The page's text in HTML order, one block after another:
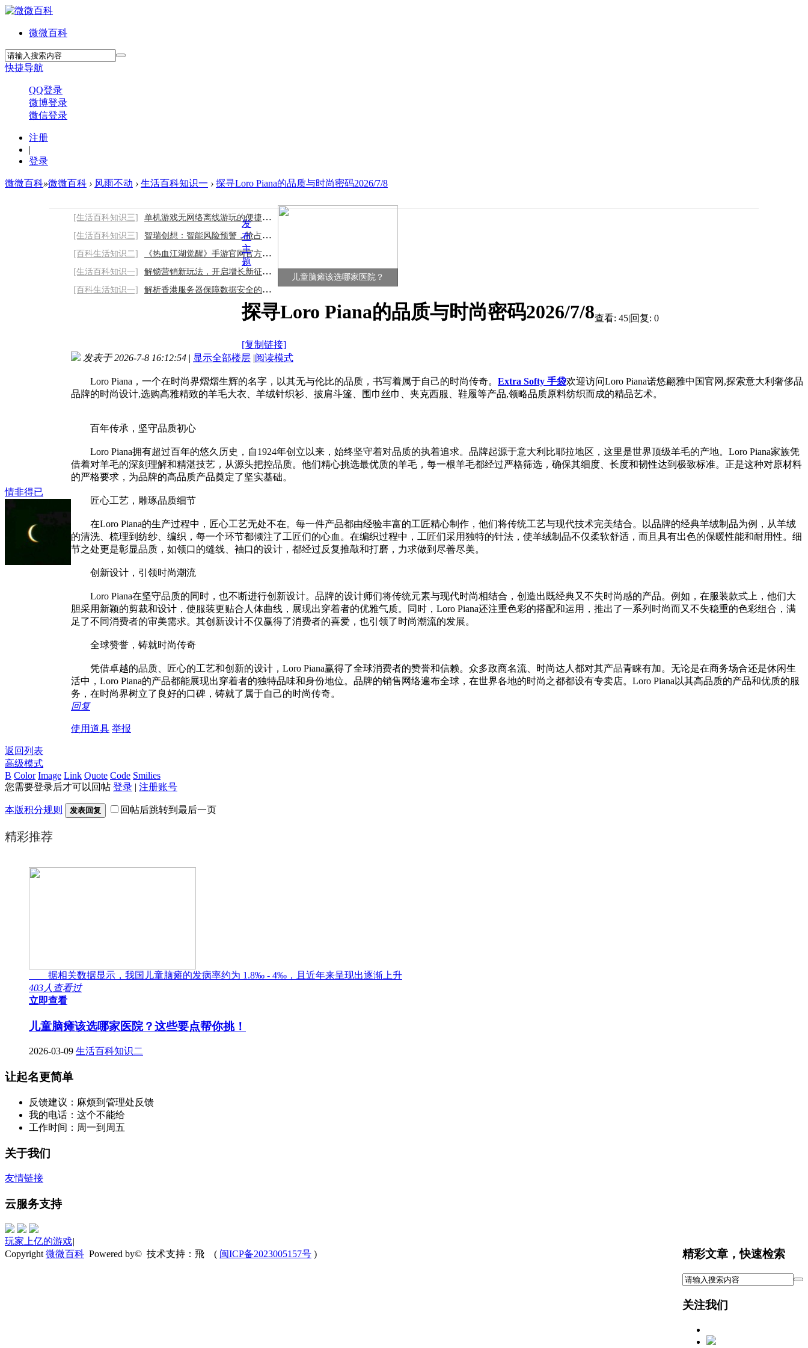
微微百科
快捷导航
QQ登录
微博登录
微信登录
注册
|
登录
微微百科»微微百科 › 风雨不动 › 生活百科知识一 › 探寻Loro Piana的品质与时尚密码2026/7/8
[生活百科知识三]
单机游戏无网络离线游玩的便捷娱乐优势
[生活百科知识三]
智瑞创想：智能风险预警，抢占舆情处置主动
[百科生活知识二]
《热血江湖觉醒》手游官网官方下载链接：轻
[生活百科知识一]
解锁营销新玩法，开启增长新征程2026/8/9
[百科生活知识一]
解析香港服务器保障数据安全的秘诀
儿童脑瘫该选哪家医院？
发
布
主
题
探寻Loro Piana的品质与时尚密码2026/7/8
[复制链接]
查看: 45|回复: 0
情非得已
发表于 2026-7-8 16:12:54 | 显示全部楼层 |阅读模式
Loro Piana，一个在时尚界熠熠生辉的名字，以其无与伦比的品质，书写着属于自己的时尚传奇。 Extra Softy 手袋欢迎访问Loro Piana诺悠翩雅中国官网,探索意大利奢侈品
品牌的时尚设计,选购高雅精致的羊毛大衣、羊绒针织衫、披肩斗篷、围巾丝巾、夹克西服、鞋履等产品,领略品质原料纺织而成的精品艺术。
百年传承，坚守品质初心
Loro Piana拥有超过百年的悠久历史，自1924年创立以来，始终坚守着对品质的执着追求。品牌起源于意大利比耶拉地区，这里是世界顶级羊毛的产地。Loro Piana家族凭
借着对羊毛的深刻理解和精湛技艺，从源头把控品质。他们精心挑选最优质的羊毛，每一根羊毛都经过严格筛选，确保其细度、长度和韧性达到极致标准。正是这种对原材料
的严格要求，为品牌的高品质产品奠定了坚实基础。
匠心工艺，雕琢品质细节
在Loro Piana的生产过程中，匠心工艺无处不在。每一件产品都由经验丰富的工匠精心制作，他们将传统工艺与现代技术完美结合。以品牌的经典羊绒制品为例，从羊绒
的清洗、梳理到纺纱、编织，每一个环节都倾注了工匠们的心血。在编织过程中，工匠们采用独特的针法，使羊绒制品不仅柔软舒适，而且具有出色的保暖性能和耐用性。细
节之处更是彰显品质，如领口的缝线、袖口的设计，都经过反复推敲和打磨，力求做到尽善尽美。
创新设计，引领时尚潮流
Loro Piana在坚守品质的同时，也不断进行创新设计。品牌的设计师们将传统元素与现代时尚相结合，创造出既经典又不失时尚感的产品。例如，在服装款式上，他们大
胆采用新颖的剪裁和设计，使服装更贴合人体曲线，展现出穿着者的优雅气质。同时，Loro Piana还注重色彩的搭配和运用，推出了一系列时尚而又不失稳重的色彩组合，满
足了不同消费者的审美需求。其创新设计不仅赢得了消费者的喜爱，也引领了时尚潮流的发展。
全球赞誉，铸就时尚传奇
凭借卓越的品质、匠心的工艺和创新的设计，Loro Piana赢得了全球消费者的赞誉和信赖。众多政商名流、时尚达人都对其产品青睐有加。无论是在商务场合还是休闲生
活中，Loro Piana的产品都能展现出穿着者的独特品味和身份地位。品牌的销售网络遍布全球，在世界各地的时尚之都都设有专卖店。Loro Piana以其高品质的产品和优质的服
务，在时尚界树立了良好的口碑，铸就了属于自己的时尚传奇。
回复
使用道具 举报
返回列表
高级模式
B Color Image Link Quote Code Smilies
您需要登录后才可以回帖 登录 | 注册账号
本版积分规则 发表回复 回帖后跳转到最后一页
精彩推荐
据相关数据显示，我国儿童脑瘫的发病率约为 1.8‰ - 4‰，且近年来呈现出逐渐上升
403人查看过
立即查看
儿童脑瘫该选哪家医院？这些要点帮你挑！
2026-03-09 生活百科知识二
让起名更简单
反馈建议：麻烦到管理处反馈
我的电话：这个不能给
工作时间：周一到周五
关于我们
友情链接
云服务支持
精彩文章，快速检索
关注我们
玩家上亿的游戏|
Copyright 微微百科 Powered by© 技术支持：飛 ( 闽ICP备2023005157号 )